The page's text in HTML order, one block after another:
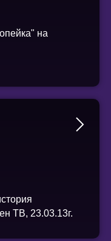
на
ТВ, 23.03.13г.